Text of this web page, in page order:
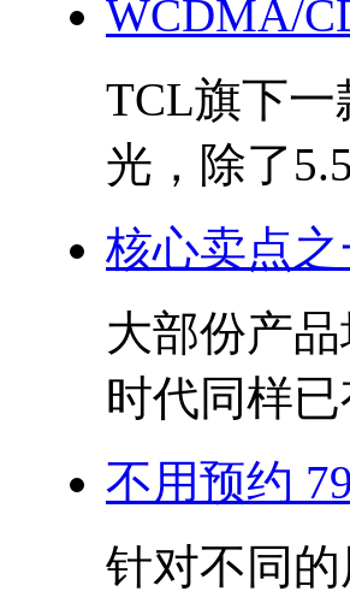
WCDMA/
TCL旗下一
光，除了
核心卖点
大部份产
时代同样
不用预约
针对不同